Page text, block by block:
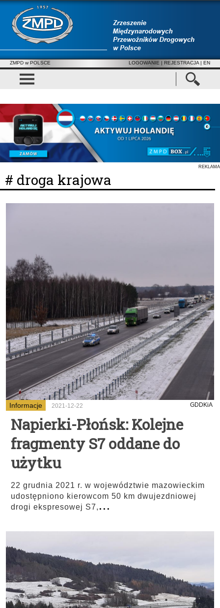
ZMPD w POLSCE LOGOWANIE | REJESTRACJA | EN
REKLAMA
# droga krajowa
Informacje 2021-12-22 GDDKiA
Napierki-Płońsk: Kolejne
fragmenty S7 oddane do
użytku
22 grudnia 2021 r. w województwie mazowieckim
udostępniono kierowcom 50 km dwujezdniowej
drogi ekspresowej S7,...